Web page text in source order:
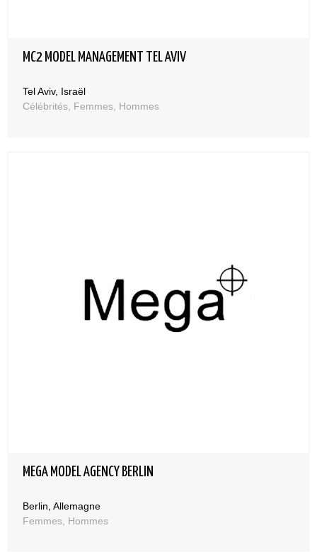
MC2 MODEL MANAGEMENT TEL AVIV
Tel Aviv, Israël
Célébrités, Femmes, Hommes
MEGA MODEL AGENCY BERLIN
Berlin, Allemagne
Femmes, Hommes